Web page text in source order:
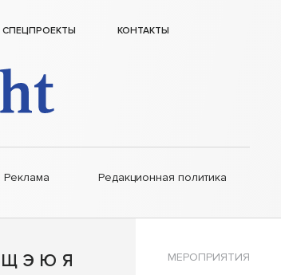
СПЕЦПРОЕКТЫ КОНТАКТЫ
Реклама Редакционная политика
Щ Э Ю Я МЕРОПРИЯТИЯ